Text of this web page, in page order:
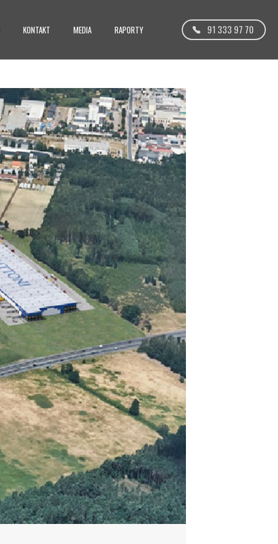
KONTAKT MEDIA RAPORTY 91 333 97 70